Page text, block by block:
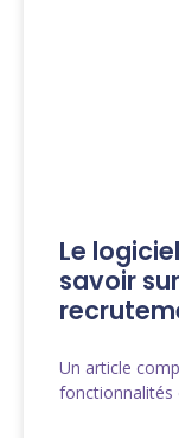
Le
savoir
Un article
fonctionnalités